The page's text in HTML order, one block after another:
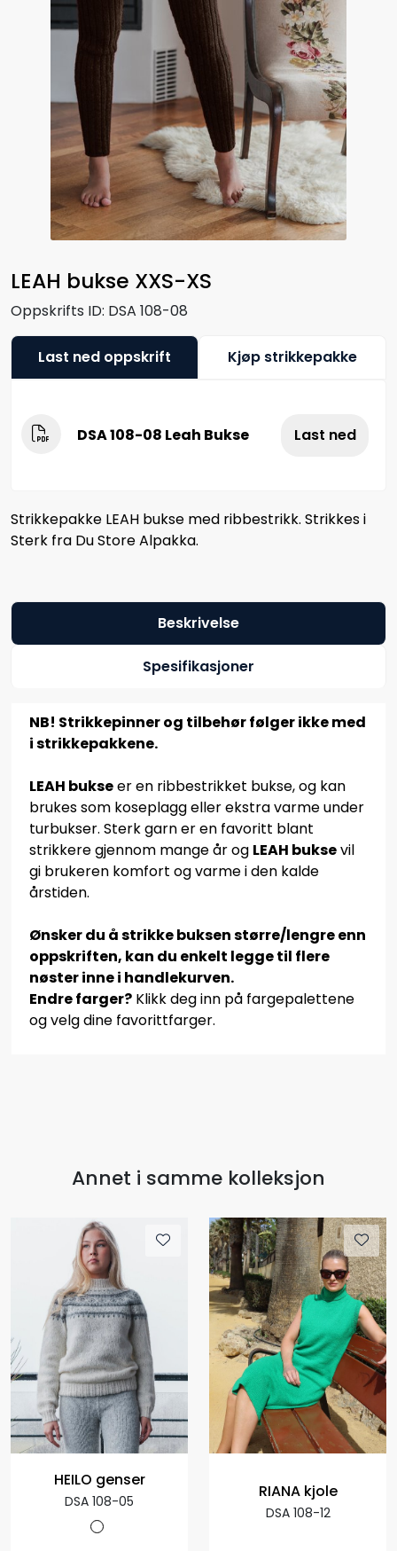
LEAH bukse XXS-XS
Oppskrifts ID: DSA 108-08
Last ned oppskrift Kjøp strikkepakke
DSA 108-08 Leah Bukse Last ned
Strikkepakke LEAH bukse med ribbestrikk. Strikkes i
Sterk fra Du Store Alpakka.
Beskrivelse
Spesifikasjoner
NB! Strikkepinner og tilbehør følger ikke med
i strikkepakkene.
LEAH bukseer en ribbestrikket bukse, og kan
brukes som koseplagg eller ekstra varme under
turbukser. Sterk garn er en favoritt blant
strikkere gjennom mange år og LEAH buksevil
gi brukeren komfort og varme i den kalde
årstiden.
Ønsker du å strikke buksen større/lengre enn
oppskriften, kan du enkelt legge til flere
nøster inne i handlekurven.
Endre farger? Klikk deg inn på fargepalettene
og velg dine favorittfarger.
Annet i samme kolleksjon
HEILO genser
DSA 108-05
RIANA kjole
DSA 108-12